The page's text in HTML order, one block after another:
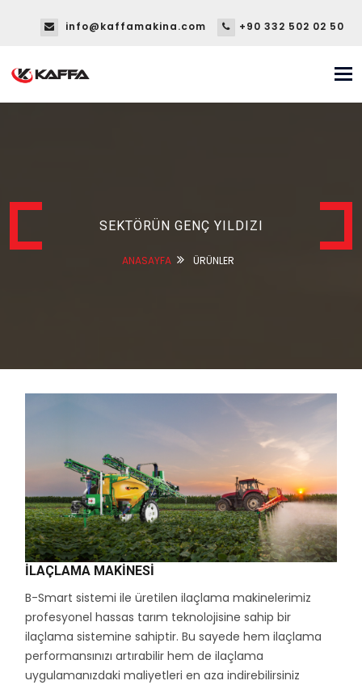
info@kaffamakina.com +90 332 502 02 50
SEKTÖRÜN GENÇ YILDIZI
ANASAYFA ÜRÜNLER
İLAÇLAMA MAKINESI
B-Smart sistemi ile üretilen ilaçlama makinelerimiz
profesyonel hassas tarım teknolojisine sahip bir
ilaçlama sistemine sahiptir. Bu sayede hem ilaçlama
performansınızı artırabilir hem de ilaçlama
uygulamanızdaki maliyetleri en aza indirebilirsiniz